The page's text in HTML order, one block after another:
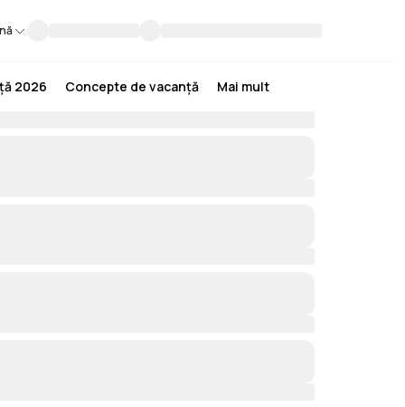
2026 Concepte de vacanță Mai mult